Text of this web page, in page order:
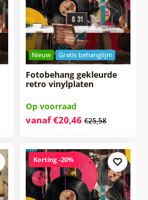
Nieuw Gratis behanglijm
Fotobehang gekleurde
retro vinylplaten
Op voorraad
vanaf €20,46 €25,58
Korting -20%